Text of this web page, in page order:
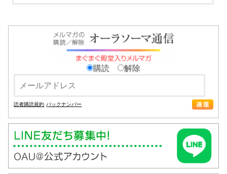
購読 解除
読者購読規約 バックナンバー